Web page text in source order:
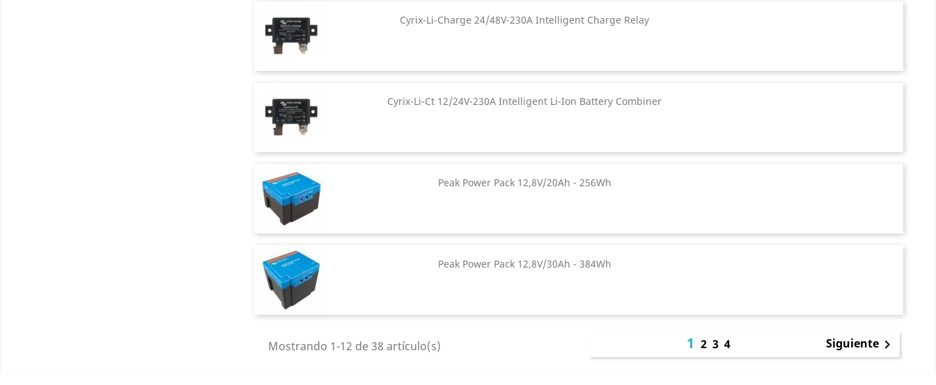
Cyrix-Li-Charge 24/48V-230A Intelligent Charge Relay
Cyrix-Li-Ct 12/24V-230A Intelligent Li-Ion Battery Combiner
Peak Power Pack 12,8V/20Ah - 256Wh
Peak Power Pack 12,8V/30Ah - 384Wh
Mostrando 1-12 de 38 artículo(s) 1234 Siguiente